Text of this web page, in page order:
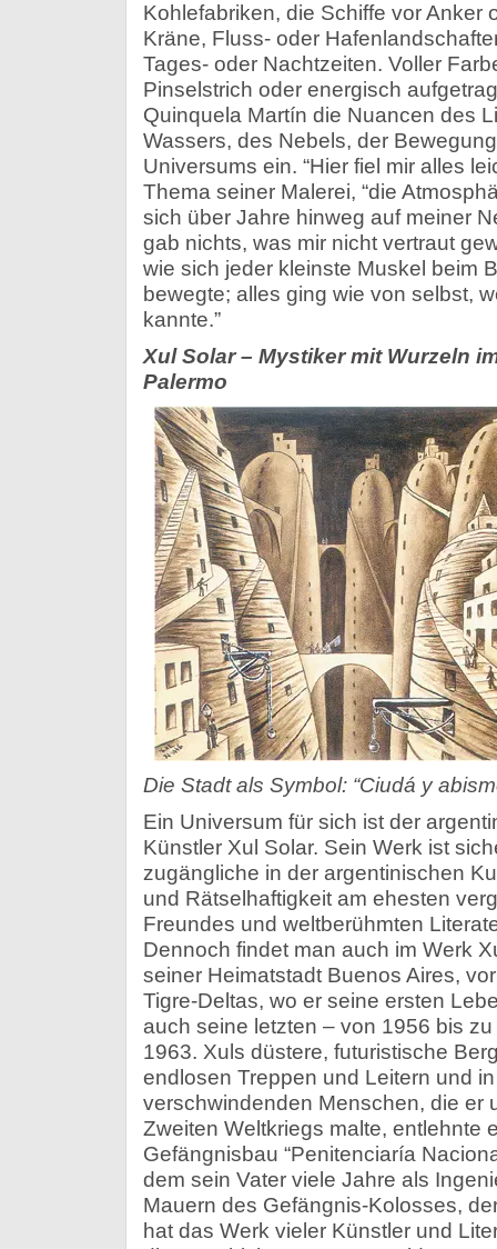
Kohlefabriken, die Schiffe vor Anker
Kräne, Fluss- oder
Tages- oder Nachtzeiten. Voller
Pinselstrich oder energisch
Quinquela Martín die Nuancen des
Wassers, des Nebels, der
Universums ein. “Hier fiel mir alles
Thema seiner Malerei, “die
sich über Jahre hinweg auf meiner
gab nichts, was mir nicht vertraut
wie sich jeder kleinste Muskel beim
bewegte; alles ging wie von selbst,
kannte.”
Xul Solar – Mystiker mit Wurzeln
Palermo
Die Stadt als Symbol: “Ciudá y
Ein Universum für sich ist der
Künstler Xul Solar. Sein Werk ist
zugängliche in der argentinischen
und Rätselhaftigkeit am ehesten
Freundes und weltberühmten
Dennoch findet man auch im Werk
seiner Heimatstadt Buenos Aires,
Tigre-Deltas, wo er seine ersten
auch seine letzten – von 1956 bis
1963. Xuls düstere, futuristische
endlosen Treppen und Leitern und
verschwindenden Menschen, die er
Zweiten Weltkriegs malte, entlehnte
Gefängnisbau “Penitenciaría
dem sein Vater viele Jahre als
Mauern des Gefängnis-Kolosses,
hat das Werk vieler Künstler und